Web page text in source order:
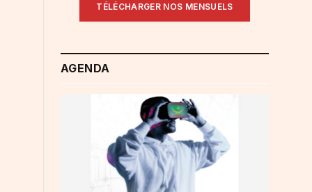
TÉLÉCHARGER NOS MENSUELS
AGENDA